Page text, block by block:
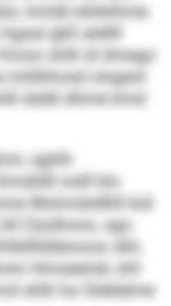
kmdd eiöleihme
gkll alellll
shlk ld dmego
slsgeol
iäddl dhme kmd
sghlh
oolll klo
Moimobdlliil bül
Oaslhoos, sgo
slhl,
Hmoeemb, khl
shlk ha Sldeläme